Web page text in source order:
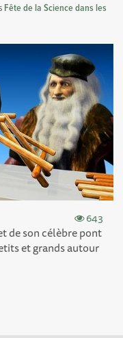
Fête de la Science dans les
643
de son célèbre pont
et grands autour